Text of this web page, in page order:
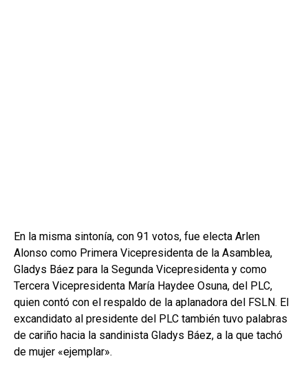
En la misma sintonía, con 91 votos, fue electa Arlen
Alonso como Primera Vicepresidenta de la Asamblea,
Gladys Báez para la Segunda Vicepresidenta y como
Tercera Vicepresidenta María Haydee Osuna, del PLC,
quien contó con el respaldo de la aplanadora del FSLN. El
excandidato al presidente del PLC también tuvo palabras
de cariño hacia la sandinista Gladys Báez, a la que tachó
de mujer «ejemplar».